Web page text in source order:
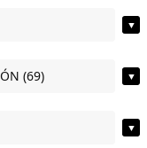
▼
(69) ▼
▼